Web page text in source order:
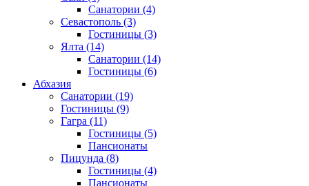
Санатории (4)
Севастополь (3)
Гостиницы (3)
Ялта (14)
Санатории (14)
Гостиницы (6)
Абхазия
Санатории (19)
Гостиницы (9)
Гагра (11)
Гостиницы (5)
Пансионаты
Пицунда (8)
Гостиницы (4)
Пансионаты